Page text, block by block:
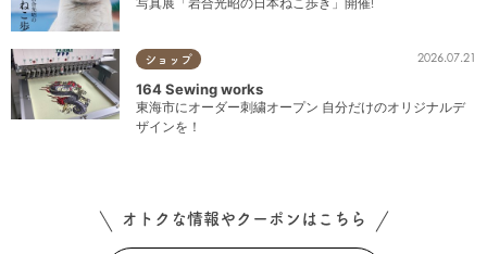
ショップ 2026.07.21
164 Sewing works
東海市にオーダー刺繍オープン 自分だけのオリジナルデ
ザインを！
オトクな情報やクーポンはこちら